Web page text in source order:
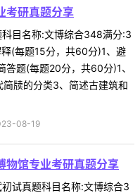
考研真题分享
目名称:文博综合348满分:3
(每题15分，共60分)1、避
题(每题20分，共60分)1、
牍的分类3、简述古建筑和
08-19
馆专业考研真题分享
试真题科目名称:文博综合3